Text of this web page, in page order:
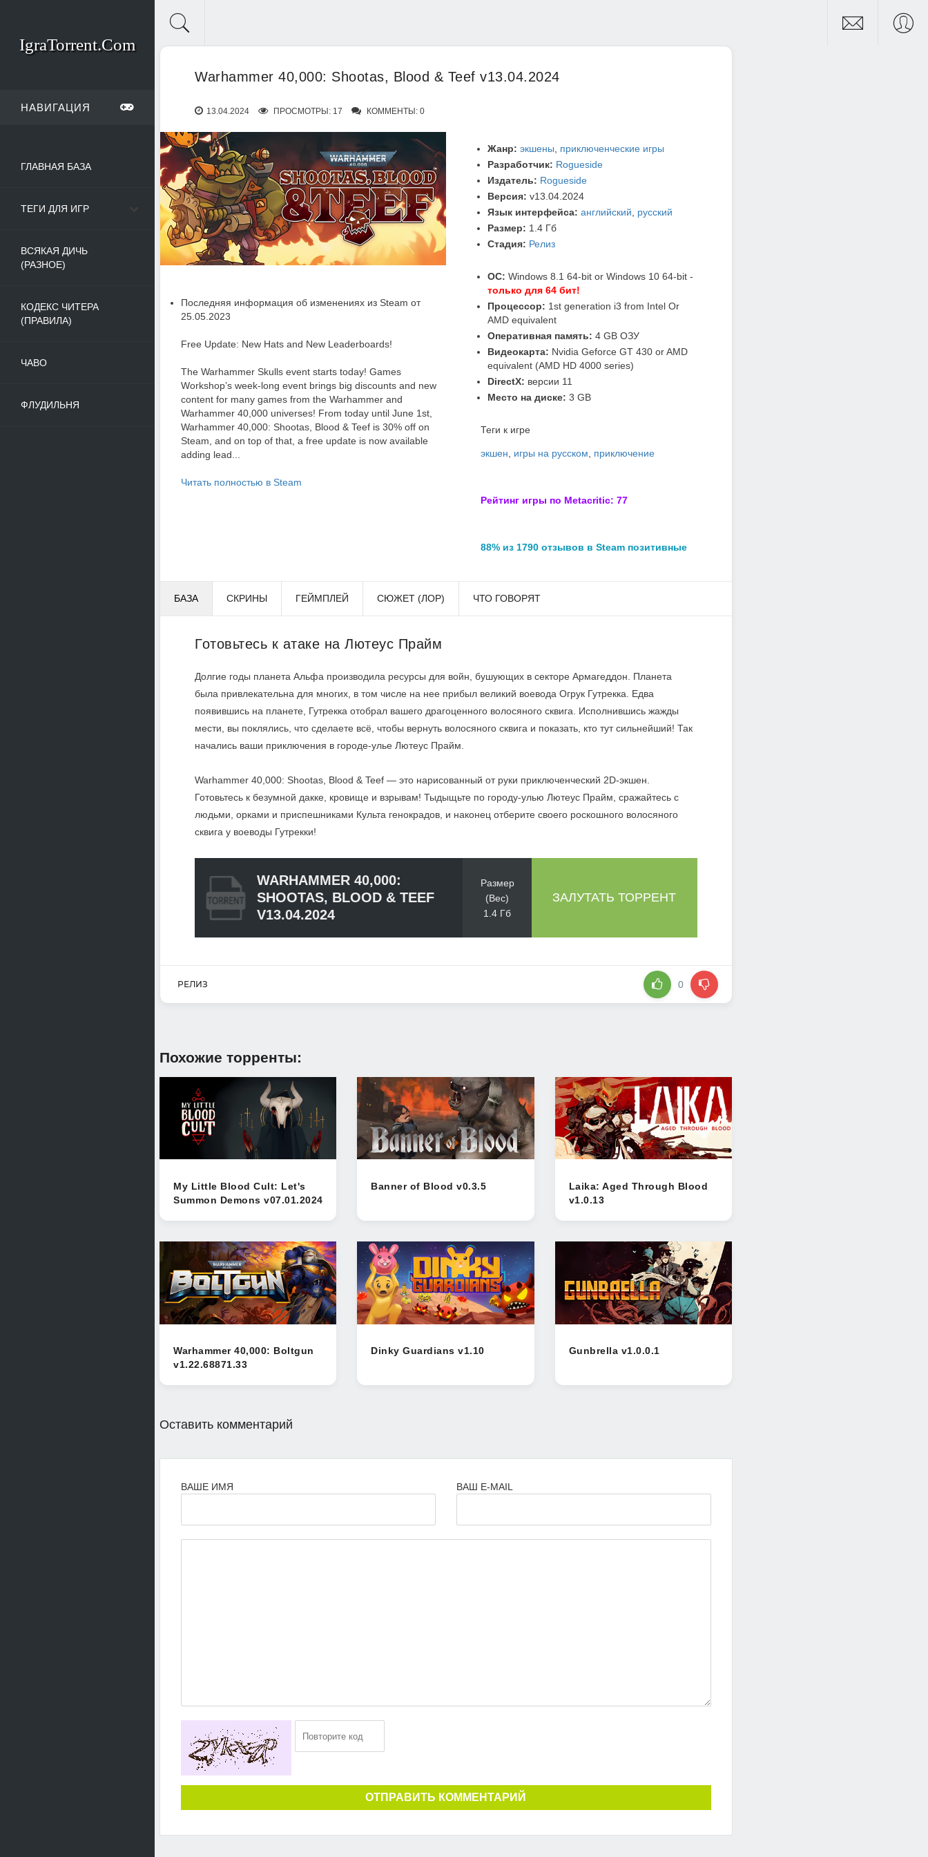
IgraTorrent.Com
НАВИГАЦИЯ
ГЛАВНАЯ БАЗА
ТЕГИ ДЛЯ ИГР
ВСЯКАЯ ДИЧЬ
(РАЗНОЕ)
КОДЕКС ЧИТЕРА
(ПРАВИЛА)
ЧАВО
ФЛУДИЛЬНЯ
Warhammer 40,000: Shootas, Blood & Teef v13.04.2024
13.04.2024 ПРОСМОТРЫ: 17 КОММЕНТЫ: 0
Последняя информация об изменениях из Steam от
25.05.2023
Free Update: New Hats and New Leaderboards!
The Warhammer Skulls event starts today! Games
Workshop’s week-long event brings big discounts and new
content for many games from the Warhammer and
Warhammer 40,000 universes! From today until June 1st,
Warhammer 40,000: Shootas, Blood & Teef is 30% off on
Steam, and on top of that, a free update is now available
adding lead...
Читать полностью в Steam
Жанр: экшены
приключенческие игры
Разработчик: Rogueside
Издатель: Rogueside
Версия: v13.04.2024
Язык интерфейса: английский
русский
Размер: 1.4 Гб
Стадия: Релиз
ОС: Windows 8.1 64-bit or Windows 10 64-bit -
только для 64 бит!
Процессор: 1st generation i3 from Intel Or
AMD equivalent
Оперативная память: 4 GB ОЗУ
Видеокарта: Nvidia Geforce GT 430 or AMD
equivalent (AMD HD 4000 series)
DirectX: версии 11
Место на диске: 3 GB
Теги к игре
экшен игры на русском приключение
Рейтинг игры по Metacritic: 77
88% из 1790 отзывов в Steam позитивные
БАЗА СКРИНЫ ГЕЙМПЛЕЙ СЮЖЕТ (ЛОР) ЧТО ГОВОРЯТ
Готовьтесь к атаке на Лютеус Прайм
Долгие годы планета Альфа производила ресурсы для войн, бушующих в секторе Армагеддон. Планета
была привлекательна для многих, в том числе на нее прибыл великий воевода Огрук Гутрекка. Едва
появившись на планете, Гутрекка отобрал вашего драгоценного волосяного сквига. Исполнившись жажды
мести, вы поклялись, что сделаете всё, чтобы вернуть волосяного сквига и показать, кто тут сильнейший! Так
начались ваши приключения в городе-улье Лютеус Прайм.
Warhammer 40,000: Shootas, Blood & Teef — это нарисованный от руки приключенческий 2D-экшен.
Готовьтесь к безумной дакке, кровище и взрывам! Тыдыщьте по городу-улью Лютеус Прайм, сражайтесь с
людьми, орками и приспешниками Культа генокрадов, и наконец отберите своего роскошного волосяного
сквига у воеводы Гутрекки!
WARHAMMER 40,000:
SHOOTAS, BLOOD & TEEF
V13.04.2024
Размер
(Вес)
1.4 Гб
ЗАЛУТАТЬ ТОРРЕНТ
РЕЛИЗ 0
Похожие торренты:
My Little Blood Cult: Let's
Summon Demons v07.01.2024
Banner of Blood v0.3.5
Laika: Aged Through Blood
v1.0.13
Warhammer 40,000: Boltgun
v1.22.68871.33
Dinky Guardians v1.10 Gunbrella v1.0.0.1
Оставить комментарий
ВАШЕ ИМЯ ВАШ E-MAIL
ОТПРАВИТЬ КОММЕНТАРИЙ